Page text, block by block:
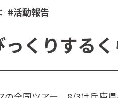
#活動報告
っくりする